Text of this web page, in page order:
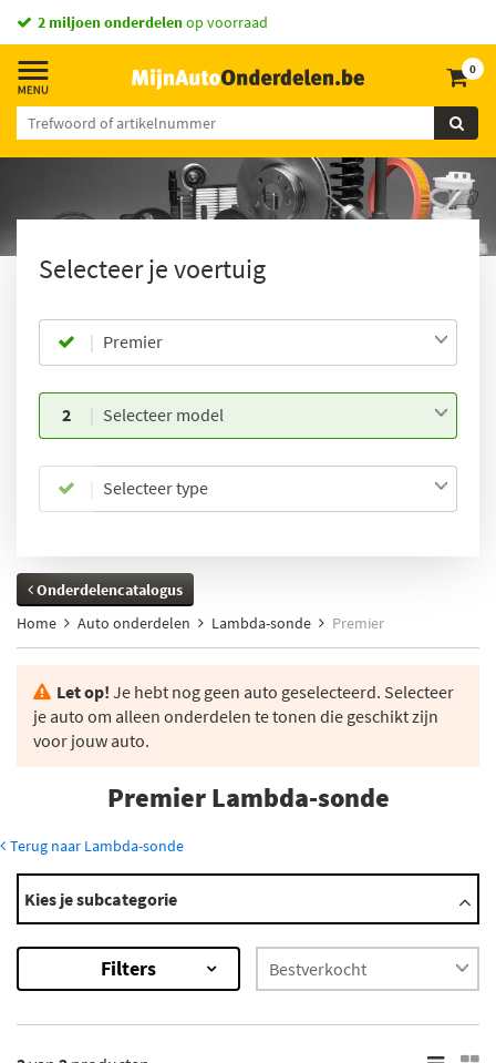
2 miljoen onderdelenop voorraad
0
Selecteer je voertuig
Premier
2 Selecteer model
Selecteer type
Onderdelencatalogus
Home
Auto onderdelen Lambda-sonde Premier
Let op! Je hebt nog geen auto geselecteerd. Selecteer
je auto om alleen onderdelen te tonen die geschikt zijn
voor jouw auto.
Premier Lambda-sonde
Terug naar Lambda-sonde
Modellen
Padmini
×
Kies je subcategorie
Filters